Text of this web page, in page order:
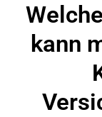
kann